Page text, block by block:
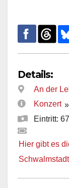
Details:
An der
Konzert »
Eintritt:
Hier gibt es